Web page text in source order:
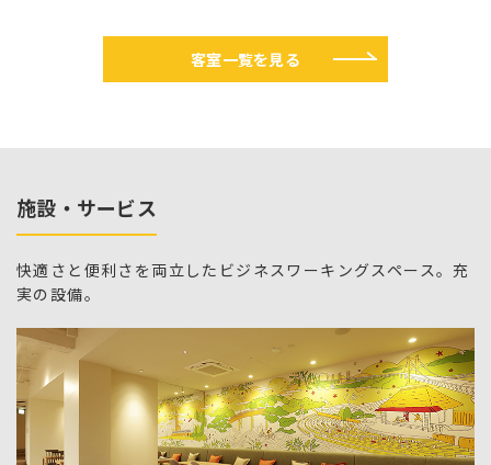
客室一覧を見る
施設・サービス
快適さと便利さを両立したビジネスワーキングスペース。充
実の設備。